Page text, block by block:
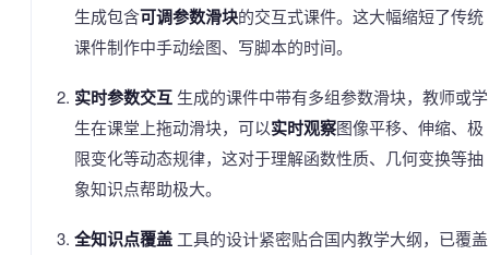
生成包含可调参数滑块的交互式课件。这大幅缩短了传统
课件制作中手动绘图、写脚本的时间。
实时参数交互生成的课件中带有多组参数滑块，教师或学
生在课堂上拖动滑块，可以实时观察图像平移、伸缩、极
限变化等动态规律，这对于理解函数性质、几何变换等抽
象知识点帮助极大。
全知识点覆盖工具的设计紧密贴合国内教学大纲，已覆盖